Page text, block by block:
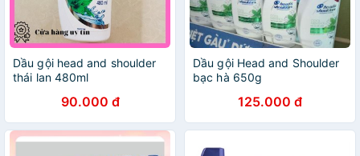
Dầu gội head and shoulder
thái lan 480ml
90.000 đ
Dầu gội Head and Shoulder
bạc hà 650g
125.000 đ